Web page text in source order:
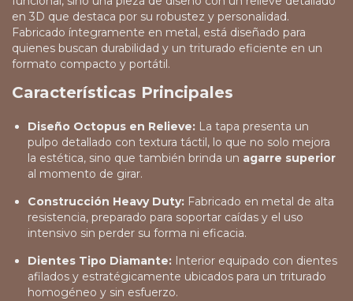
en 3D que destaca por su robustez y personalidad.
Fabricado íntegramente en metal, está diseñado para
quienes buscan durabilidad y un triturado eficiente en un
formato compacto y portátil.
Características Principales
Diseño Octopus en Relieve: La tapa presenta un
pulpo detallado con textura táctil, lo que no solo mejora
la estética, sino que también brinda un agarre superior
al momento de girar.
Construcción Heavy Duty: Fabricado en metal de alta
resistencia, preparado para soportar caídas y el uso
intensivo sin perder su forma ni eficacia.
Dientes Tipo Diamante: Interior equipado con dientes
afilados y estratégicamente ubicados para un triturado
homogéneo y sin esfuerzo.